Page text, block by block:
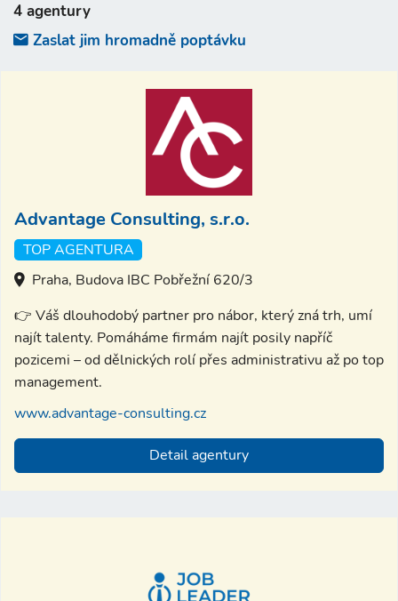
4 agentury
Zaslat jim hromadně poptávku
Advantage Consulting, s.r.o.
TOP AGENTURA
Praha, Budova IBC Pobřežní 620/3
👉 Váš dlouhodobý partner pro nábor, který zná trh, umí
najít talenty. Pomáháme firmám najít posily napříč
pozicemi – od dělnických rolí přes administrativu až po top
management.
www.advantage-consulting.cz
Detail agentury